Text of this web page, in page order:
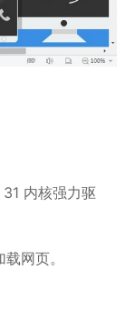
内核强力驱
网页。